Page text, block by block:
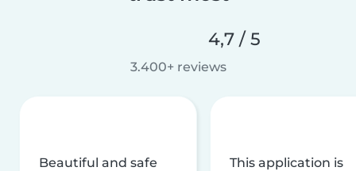
4,7 / 5
3.400+ reviews
Beautiful and safe
This application is